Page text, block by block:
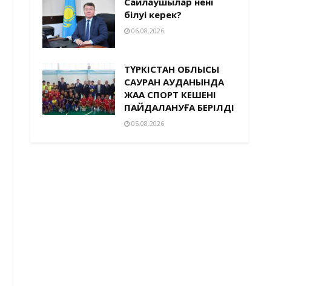
білуі керек?
06.08.2026
ТҮРКІСТАН ОБЛЫСЫ
САУРАН АУДАНЫНДА
ЖАҢА СПОРТ КЕШЕНІ
ПАЙДАЛАНУҒА БЕРІЛДІ
05.08.2026